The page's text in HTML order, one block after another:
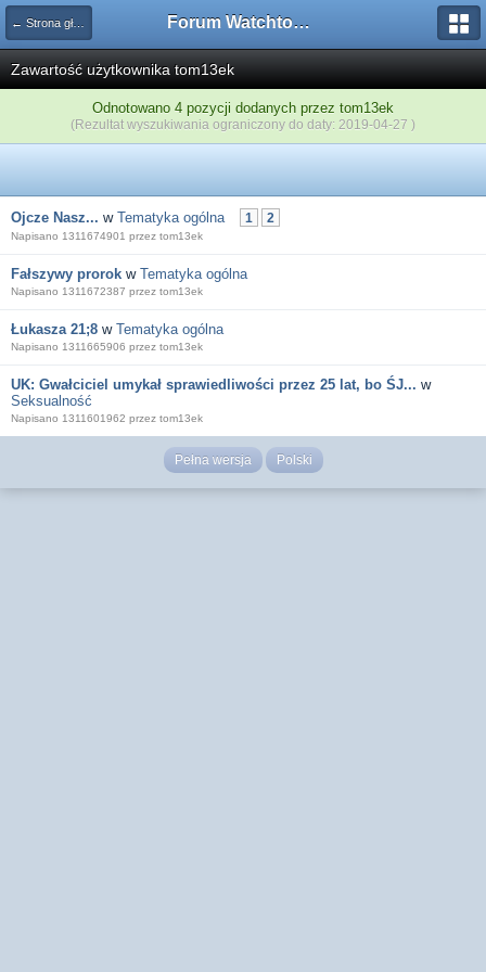
← Strona główna Forum Watchtower
Zawartość użytkownika tom13ek
Odnotowano 4 pozycji dodanych przez tom13ek
(Rezultat wyszukiwania ograniczony do daty: 2019-04-27 )
Ojcze Nasz... w Tematyka ogólna 1 2
Napisano 1311674901 przez tom13ek
Fałszywy prorok w Tematyka ogólna
Napisano 1311672387 przez tom13ek
Łukasza 21;8 w Tematyka ogólna
Napisano 1311665906 przez tom13ek
UK: Gwałciciel umykał sprawiedliwości przez 25 lat, bo ŚJ... w
Seksualność
Napisano 1311601962 przez tom13ek
Pełna wersja Polski